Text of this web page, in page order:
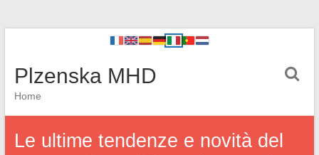
Plzenska MHD
Home
Le ultime tendenze e novità del